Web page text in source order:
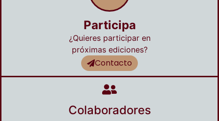
Participa
¿Quieres participar en
próximas ediciones?
Contacto
Colaboradores